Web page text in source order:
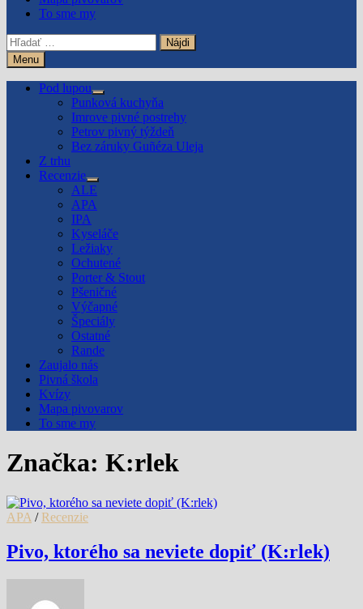
To sme my
Hľadať:
Menu
Pod lupou
Show
sub
menu
Punková kuchyňa
Imrove pivné postrehy
Petrov pivný týždeň
Bez záruky Guñéza Uleja
Z trhu
Recenzie
Show
sub
menu
ALE
APA
IPA
Kyseláče
Ležiaky
Ochutené
Porter & Stout
Pšeničné
Výčapné
Špeciály
Ostatné
Rande
Zaujalo nás
Pivná škola
Kvízy
Mapa pivovarov
To sme my
Značka: K:rlek
APA / Recenzie
Pivo, ktorého sa neviete dopiť (K:rlek)